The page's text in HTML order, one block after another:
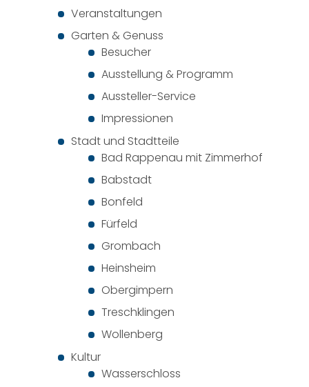
Veranstaltungen
Garten & Genuss
Besucher
Ausstellung & Programm
Aussteller-Service
Impressionen
Stadt und Stadtteile
Bad Rappenau mit Zimmerhof
Babstadt
Bonfeld
Fürfeld
Grombach
Heinsheim
Obergimpern
Treschklingen
Wollenberg
Kultur
Wasserschloss